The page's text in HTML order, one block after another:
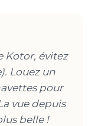
Kotor, évitez
Louez un
pour
vue depuis
belle !